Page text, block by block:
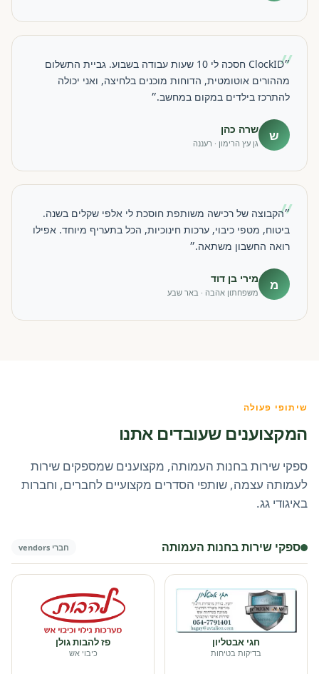
״
״ClockID חסכה לי 10 שעות עבודה בשבוע. גביית התשלום
מההורים אוטומטית, הדוחות מוכנים בלחיצה, ואני יכולה
להתרכז בילדים במקום במחשב.״
ש שרה כהן
גן עץ הרימון · רעננה
״
״הקבוצה של רכישה משותפת חוסכת לי אלפי שקלים בשנה.
ביטוח, מטפי כיבוי, ערכות חינוכיות, הכל בתעריף מיוחד. אפילו
רואה החשבון משתאה.״
מ מירי בן דוד
משפחתון אהבה · באר שבע
שיתופי פעולה
המקצוענים שעובדים אתנו
ספקי שירות בחנות העמותה, מקצוענים שמספקים שירות
לעמותה עצמה, שותפי הסדרים מקצועיים לחברים, וחברות
באיגודי גג.
ספקי שירות בחנות העמותה חברי vendors
חגי אבטליון
בדיקות בטיחות
פז להבות גולן
כיבוי אש